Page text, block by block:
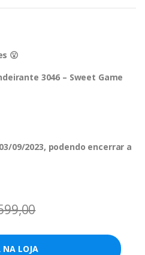
😮
3046 – Sweet Game
09/2023, podendo encerrar a
NA LOJA